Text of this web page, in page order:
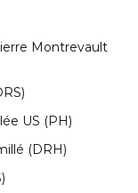
Montrevault
US (PH)
(DRH)